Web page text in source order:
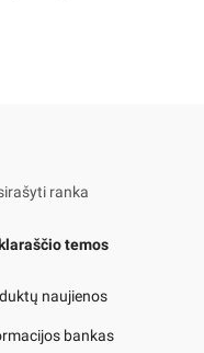
ranka
temos
naujienos
bankas